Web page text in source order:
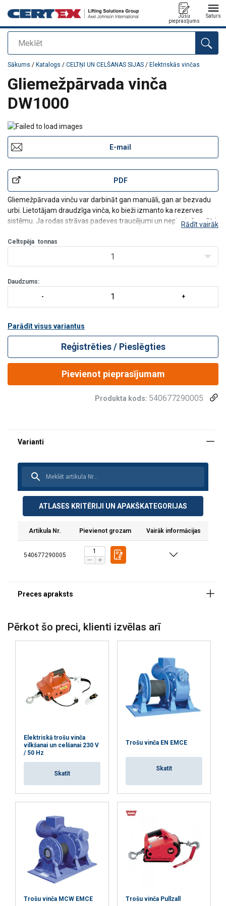
Meklēt
Jūsu
pieprasījums
Saturs
Pievienots jūsu pasūtījumam
Sākums / Katalogs / CELTŅI UN CELŠANAS SIJAS / Elektriskās vinčas
Gliemežpārvada vinča
DW1000
E-mail
PDF
Gliemežpārvada vinču var darbināt gan manuāli, gan ar bezvadu
urbi. Lietotājam draudzīga vinča, ko bieži izmanto ka rezerves
sistēmu. Ja rodas strāvas padeves traucējumi un nepieciešms ātri
akumulātoru darbināma urbjmašī
Rādīt vairāk
Celtspēja tonnas
1
Daudzums:
Parādīt visus variantus
Reģistrēties / Pieslēgties
Pievienot pieprasījumam
Produkta kods: 540677290005
ATLASES KRITĒRIJI UN APAKŠKATEGORIJAS
Artikula Nr. Pievienot grozam Vairāk informācijas
540677290005
Iespējas:
Materiāls:
Marķējums:
Pārklājums:
Drošības koeficients:
Pērkot šo preci, klienti izvēlas arī
Elektriskā trošu vinča
vilkšanai un celšanai 230 V
/ 50 Hz
Skatīt
Trošu vinča EN EMCE
Skatīt
Trošu vinča MCW EMCE Trošu vinča Pullzall